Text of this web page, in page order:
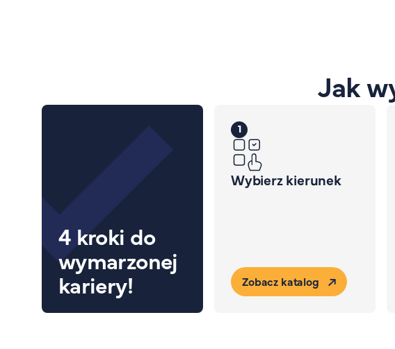
Jak
4 kroki do
wymarzonej
kariery!
1
Wybierz kierunek
Zobacz katalog